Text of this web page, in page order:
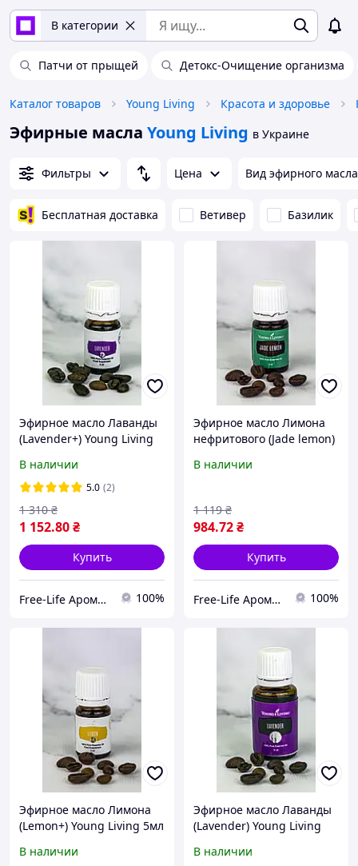
В категории
Патчи от прыщей Детокс-Очищение организма
Каталог товаров Young Living Красота и здоровье
Эфирные масла Young Living в Украине
Фильтры Цена Вид эфирного масла
Бесплатная доставка Ветивер Базилик
Эфирное масло Лаванды
(Lavender+) Young Living
В наличии
5.0 (2)
1 152.80₴
1 310 ₴
Купить
Free-Life Ароматерапия | Натуральные эфирные масла | 100%
Эфирное масло Лимона
нефритового (Jade lemon)
В наличии
984.72₴
1 119 ₴
Купить
Free-Life Ароматерапия | Натуральные эфирные масла | 100%
Эфирное масло Лимона
(Lemon+) Young Living 5мл
В наличии
Эфирное масло Лаванды
(Lavender) Young Living
В наличии